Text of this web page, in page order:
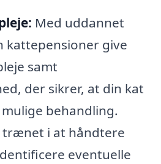
Med uddannet
kattepensioner give
samt
der sikrer, at din kat
behandling.
trænet i at håndtere
eventuelle